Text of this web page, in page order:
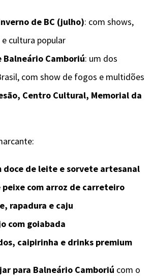
de BC (julho): com shows,
cultura popular
Balneário Camboriú: um dos
com show de fogos e multidões
Centro Cultural, Memorial da
doce de leite e sorvete artesanal
peixe com arroz de carreteiro
rapadura e caju
com goiabada
caipirinha e drinks premium
para Balneário Camboriú com o